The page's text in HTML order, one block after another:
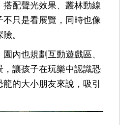
配聲光效果、叢林動線
只是看展覽，同時也像
。
內也規劃互動遊戲區、
，讓孩子在玩樂中認識恐
的大小朋友來說，吸引